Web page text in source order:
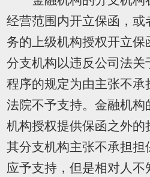
经营范围内开立保函，
务的上级机构授权开立
分支机构以违反公司法
程序的规定为由主张不
法院不予支持。金融机
机构授权提供保函之外
其分支机构主张不承担
应予支持，但是相对人